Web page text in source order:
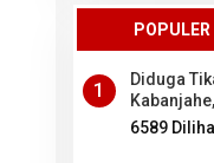
POPULER
1
Diduga
Menit
6589